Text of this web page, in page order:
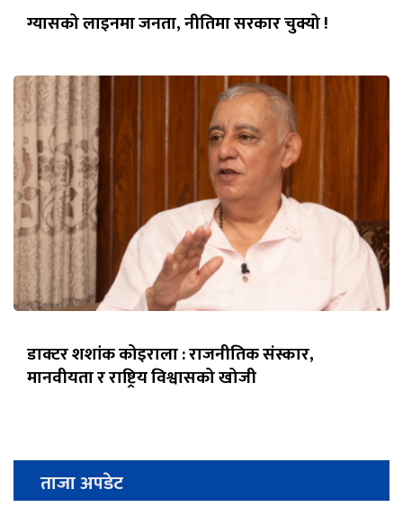
ग्यासको लाइनमा जनता, नीतिमा सरकार चुक्यो !
डाक्टर शशांक कोइराला : राजनीतिक संस्कार,
मानवीयता र राष्ट्रिय विश्वासको खोजी
ताजा अपडेट